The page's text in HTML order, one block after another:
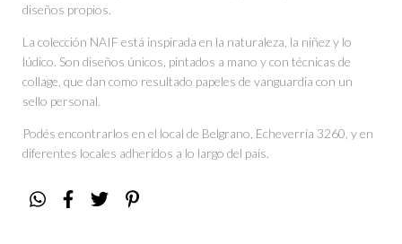
diseños propios.
La colección NAIF está inspirada en la naturaleza, la niñez y lo
lúdico. Son diseños únicos, pintados a mano y con técnicas de
collage, que dan como resultado papeles de vanguardia con un
sello personal.
Podés encontrarlos en el local de Belgrano, Echeverría 3260, y en
diferentes locales adheridos a lo largo del país.